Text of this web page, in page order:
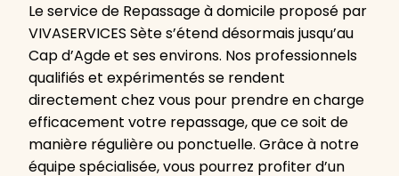
Le service de Repassage à domicile proposé par
VIVASERVICES Sète s’étend désormais jusqu’au
Cap d’Agde et ses environs. Nos professionnels
qualifiés et expérimentés se rendent
directement chez vous pour prendre en charge
efficacement votre repassage, que ce soit de
manière régulière ou ponctuelle. Grâce à notre
équipe spécialisée, vous pourrez profiter d’un